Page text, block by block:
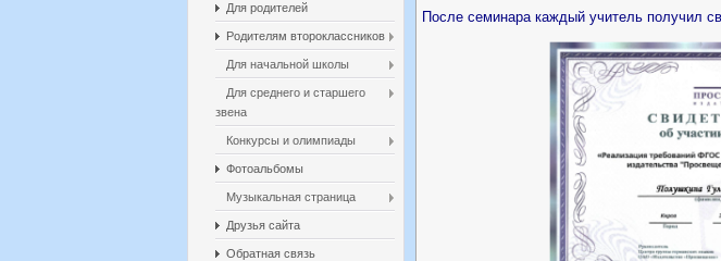
Для родителей
Родителям второклассников
Для начальной школы
Для среднего и старшего
звена
Конкурсы и олимпиады
Фотоальбомы
Музыкальная страница
Друзья сайта
Обратная связь
После семинара каждый учитель получил